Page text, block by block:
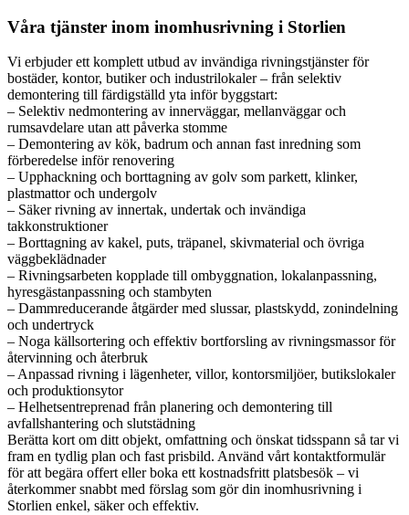
Våra tjänster inom inomhusrivning i Storlien
Vi erbjuder ett komplett utbud av invändiga rivningstjänster för
bostäder, kontor, butiker och industrilokaler – från selektiv
demontering till färdigställd yta inför byggstart:
– Selektiv nedmontering av innerväggar, mellanväggar och
rumsavdelare utan att påverka stomme
– Demontering av kök, badrum och annan fast inredning som
förberedelse inför renovering
– Upphackning och borttagning av golv som parkett, klinker,
plastmattor och undergolv
– Säker rivning av innertak, undertak och invändiga
takkonstruktioner
– Borttagning av kakel, puts, träpanel, skivmaterial och övriga
väggbeklädnader
– Rivningsarbeten kopplade till ombyggnation, lokalanpassning,
hyresgästanpassning och stambyten
– Dammreducerande åtgärder med slussar, plastskydd, zonindelning
och undertryck
– Noga källsortering och effektiv bortforsling av rivningsmassor för
återvinning och återbruk
– Anpassad rivning i lägenheter, villor, kontorsmiljöer, butikslokaler
och produktionsytor
– Helhetsentreprenad från planering och demontering till
avfallshantering och slutstädning
Berätta kort om ditt objekt, omfattning och önskat tidsspann så tar vi
fram en tydlig plan och fast prisbild. Använd vårt kontaktformulär
för att begära offert eller boka ett kostnadsfritt platsbesök – vi
återkommer snabbt med förslag som gör din inomhusrivning i
Storlien enkel, säker och effektiv.